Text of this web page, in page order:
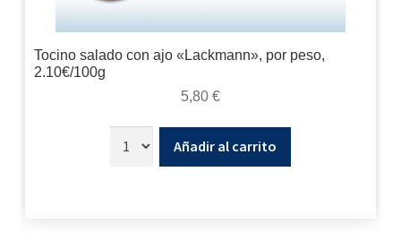
Tocino salado con ajo «Lackmann», por peso,
2.10€/100g
5,80 €
Añadir al carrito